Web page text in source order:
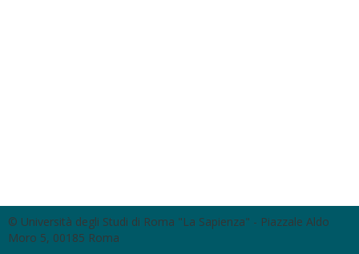
© Università degli Studi di Roma "La Sapienza" - Piazzale Aldo
Moro 5, 00185 Roma